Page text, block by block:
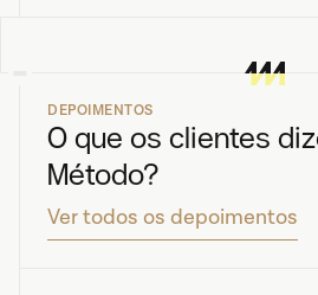
DEPOIMENTOS
O que os clientes
Método?
Ver todos os depoimentos